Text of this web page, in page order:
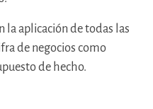
la aplicación de todas las
de negocios como
de hecho.